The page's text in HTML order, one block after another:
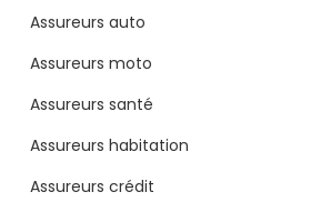
Assureurs auto
Assureurs moto
Assureurs santé
Assureurs habitation
Assureurs crédit